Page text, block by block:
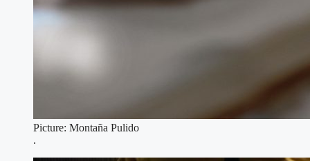
Picture: Montaña Pulido
.